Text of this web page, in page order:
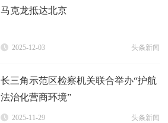
马克龙抵达北京
2025-12-03 头条新闻
长三角示范区检察机关联合举办“护航
法治化营商环境”
2025-11-29 头条新闻